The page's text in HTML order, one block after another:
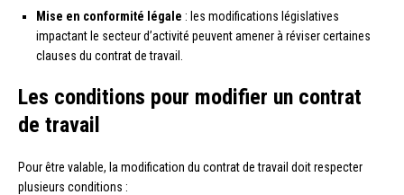
Mise en conformité légale : les modifications législatives
impactant le secteur d’activité peuvent amener à réviser certaines
clauses du contrat de travail.
Les conditions pour modifier un contrat
de travail
Pour être valable, la modification du contrat de travail doit respecter
plusieurs conditions :